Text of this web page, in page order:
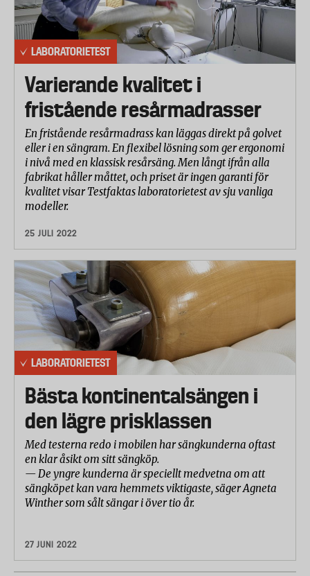
LABORATORIETEST
Varierande kvalitet i
fristående resårmadrasser
En fristående resårmadrass kan läggas direkt på golvet
eller i en sängram. En flexibel lösning som ger ergonomi
i nivå med en klassisk resårsäng. Men långt ifrån alla
fabrikat håller måttet, och priset är ingen garanti för
kvalitet visar Testfaktas laboratorietest av sju vanliga
modeller.
25 JULI 2022
LABORATORIETEST
Bästa kontinentalsängen i
den lägre prisklassen
Med testerna redo i mobilen har sängkunderna oftast
en klar åsikt om sitt sängköp.
— De yngre kunderna är speciellt medvetna om att
sängköpet kan vara hemmets viktigaste, säger Agneta
Winther som sålt sängar i över tio år.
27 JUNI 2022